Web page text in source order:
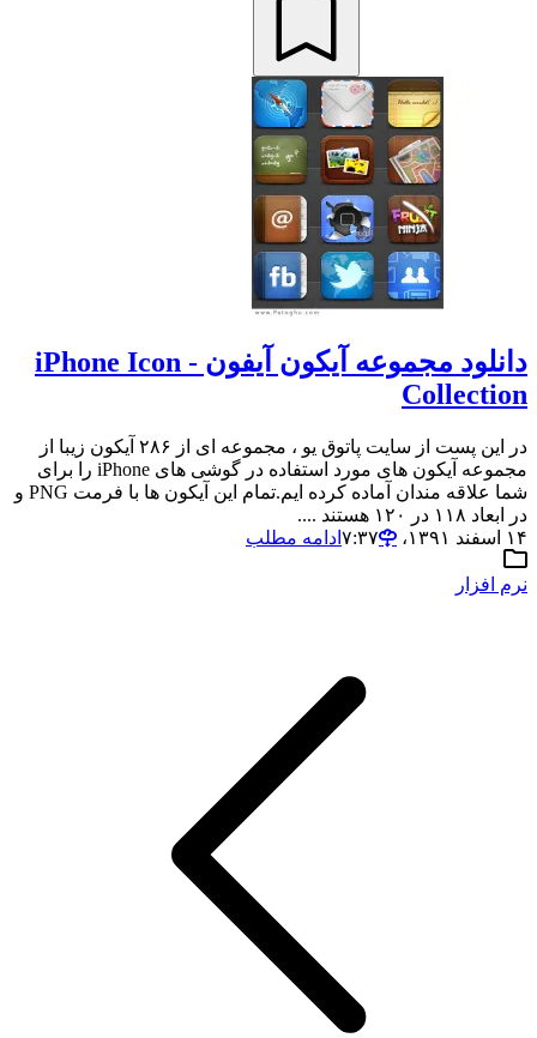
دانلود مجموعه آیکون آیفون - iPhone Icon
Collection
در این پست از سایت پاتوق یو ، مجموعه ای از ۲۸۶ آیکون زیبا از
مجموعه آیکون های مورد استفاده در گوشی های iPhone را برای
شما علاقه مندان آماده کرده ایم.تمام این آیکون ها با فرمت PNG و
در ابعاد ۱۱۸ در ۱۲۰ هستند ....
۱۴ اسفند ۱۳۹۱،‏ ۷:۳۷
ادامه مطلب
نرم افزار